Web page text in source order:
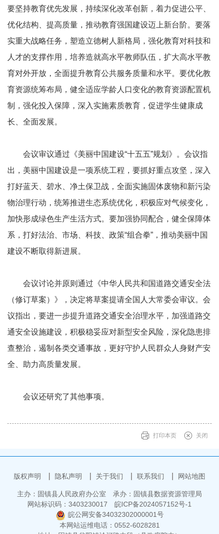
要坚持教育优先发展，持续深化改革创新，着力促进公平、
优化结构、提高质量，推动教育强国建设迈上新台阶。要落
实重大战略任务，塑造立德树人新格局，强化教育对科技和
人才的支撑作用，培养造就高水平教师队伍，扩大高水平教
育对外开放，全面提升教育公共服务质量和水平。要优化教
育资源统筹布局，健全适应学龄人口变化的教育资源配置机
制，强化投入保障，深入实施素质教育，促进学生健康成
长、全面发展。
会议审议通过《美丽中国建设“十五五”规划》。会议指
出，美丽中国建设是一项系统工程，要抓好重点攻坚，深入
打好蓝天、碧水、净土保卫战，全面实施固体废物和新污染
物治理行动，统筹推进生态系统优化，积极应对气候变化，
加快形成绿色生产生活方式。要加强协同配合，健全保障体
系，打好法治、市场、科技、政策“组合拳”，推动美丽中国
建设不断取得新进展。
会议讨论并原则通过《中华人民共和国道路交通安全法
（修订草案）》，决定将草案提请全国人大常委会审议。会
议指出，要进一步提升道路交通安全治理水平，加强道路交
通安全设施建设，积极稳妥应对新型安全风险，深化隐患排
查整治，遏制各类交通事故，更好守护人民群众人身财产安
全、助力高质量发展。
会议还研究了其他事项。
打印本页 关闭
版权声明 隐私声明 关于我们 联系我们 网站地图
主办：固镇县人民政府办公室
承办：固镇县数据资源管理局
网站标识码：3403230017
皖ICP备2024057152号-1
皖公网安备34032302000001号
本网站运维电话：0552-6028281